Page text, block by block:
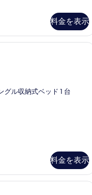
料金を表示
1 室のベッドルーム、エジプト
グル収納式ベッド 1 台
料金を表示
スイート ジェットバス | 1 室の